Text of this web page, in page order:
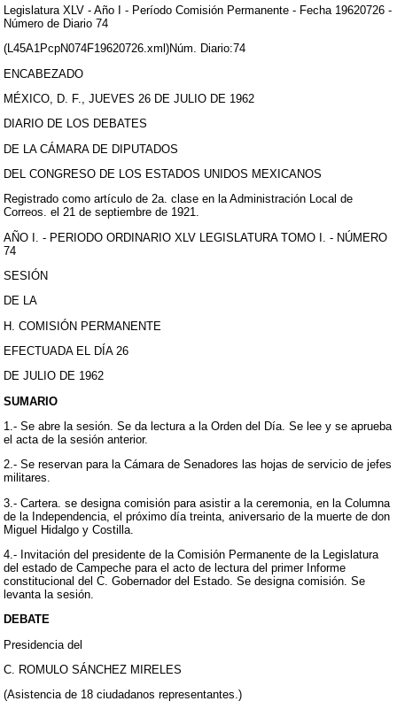
Legislatura XLV - Año I - Período Comisión Permanente - Fecha 19620726 -
Número de Diario 74
(L45A1PcpN074F19620726.xml)Núm. Diario:74
ENCABEZADO
MÉXICO, D. F., JUEVES 26 DE JULIO DE 1962
DIARIO DE LOS DEBATES
DE LA CÁMARA DE DIPUTADOS
DEL CONGRESO DE LOS ESTADOS UNIDOS MEXICANOS
Registrado como artículo de 2a. clase en la Administración Local de
Correos. el 21 de septiembre de 1921.
AÑO I. - PERIODO ORDINARIO XLV LEGISLATURA TOMO I. - NÚMERO
74
SESIÓN
DE LA
H. COMISIÓN PERMANENTE
EFECTUADA EL DÍA 26
DE JULIO DE 1962
SUMARIO
1.- Se abre la sesión. Se da lectura a la Orden del Día. Se lee y se aprueba
el acta de la sesión anterior.
2.- Se reservan para la Cámara de Senadores las hojas de servicio de jefes
militares.
3.- Cartera. se designa comisión para asistir a la ceremonia, en la Columna
de la Independencia, el próximo día treinta, aniversario de la muerte de don
Miguel Hidalgo y Costilla.
4.- Invitación del presidente de la Comisión Permanente de la Legislatura
del estado de Campeche para el acto de lectura del primer Informe
constitucional del C. Gobernador del Estado. Se designa comisión. Se
levanta la sesión.
DEBATE
Presidencia del
C. ROMULO SÁNCHEZ MIRELES
(Asistencia de 18 ciudadanos representantes.)